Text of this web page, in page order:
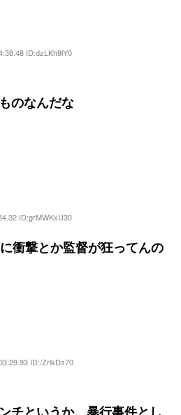
ID:dzLKh9lY0
のなんだな
ID:grMWKxU30
衝撃とか監督が狂ってんの
ID:/ZrlkDs70